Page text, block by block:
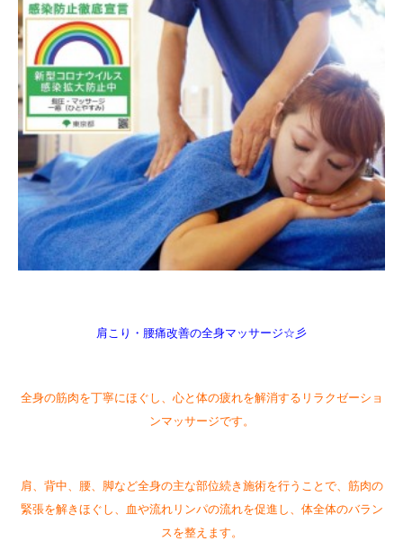
肩こり・腰痛改善の全身マッサージ☆彡
全身の筋肉を丁寧にほぐし、心と体の疲れを解消するリラクゼーショ
ンマッサージです。
肩、背中、腰、脚など全身の主な部位続き施術を行うことで、筋肉の
緊張を解きほぐし、血や流れリンパの流れを促進し、体全体のバラン
スを整えます。